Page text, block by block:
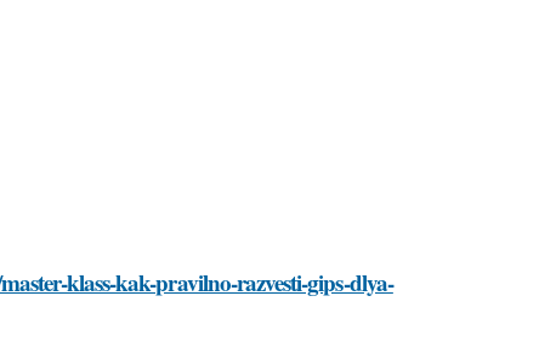
klass-kak-pravilno-razvesti-gips-dlya-